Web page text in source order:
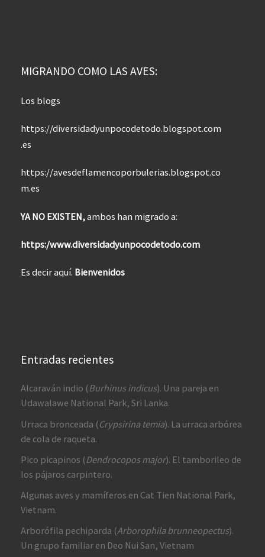
MIGRANDO COMO LAS AVES:
Los blogs
https://diversidadyunpocodetodo.blogspot.com
.es
https://avesdeflamencoporbulerias.blogspot.co
m.es
YA NO EXISTEN,ambos han migrado a:
https:/www.diversidadyunpocodetodo.com
Es decir aquí. Bienvenidos
Entradas recientes
Alcaraván indio (Burhinus indicus). Una pareja en
Udawalawe National Park, Sri Lanka.
Urraca bronceada (Crypsirina temia). La urraca arbórea
de cola de raqueta.
Pico picapinos (Dendrocopos major). El tamborileo de
los pájaros carpintero.
Algunas aves y mamíferos en Cat Tien National Park,
Vietnam.
Arborófila pechiparda (Arborophila brunneopectus).
Un grupo familiar en Deo Nui San, Vietnam